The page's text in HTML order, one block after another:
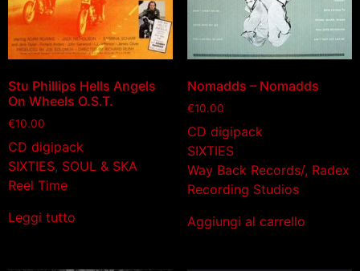
Stu Phillips Hells Angels
On Wheels O.S.T.
€10.00
CD digipack
SIXTIES, SOUL & SKA
Reel Time
Leggi tutto
Nomadds – Nomadds
€10.00
CD digipack
SIXTIES
Way Back Records/, Radex
Recording Studios
Aggiungi al carrello